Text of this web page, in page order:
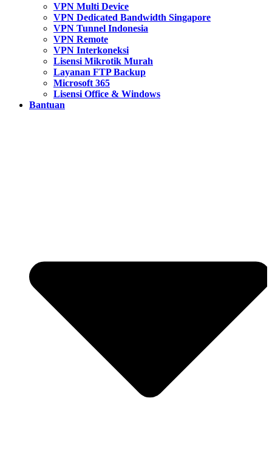
VPN Multi Device
VPN Dedicated Bandwidth Singapore
VPN Tunnel Indonesia
VPN Remote
VPN Interkoneksi
Lisensi Mikrotik Murah
Layanan FTP Backup
Microsoft 365
Lisensi Office & Windows
Bantuan